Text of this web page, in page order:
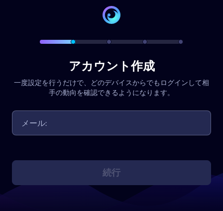
アカウント作成
一度設定を行うだけで、どのデバイスからでもログインして相
手の動向を確認できるようになります。
続行